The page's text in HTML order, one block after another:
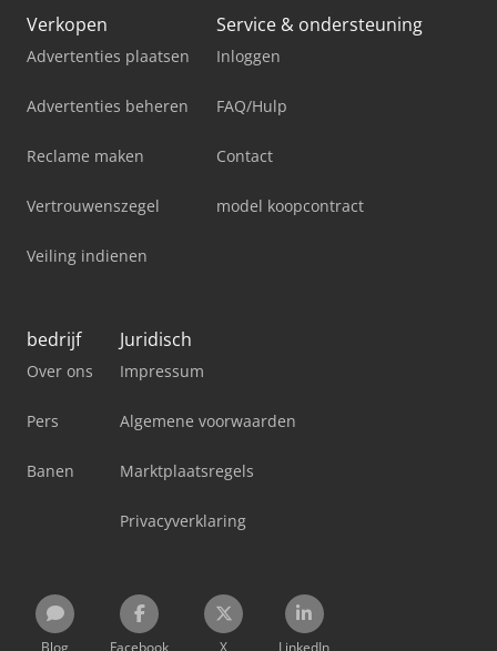
Verkopen
Advertenties plaatsen
Advertenties beheren
Reclame maken
Vertrouwenszegel
Veiling indienen
Service & ondersteuning
Inloggen
FAQ/Hulp
Contact
model koopcontract
bedrijf
Over ons
Pers
Banen
Juridisch
Impressum
Algemene voorwaarden
Marktplaatsregels
Privacyverklaring
Blog Facebook X LinkedIn